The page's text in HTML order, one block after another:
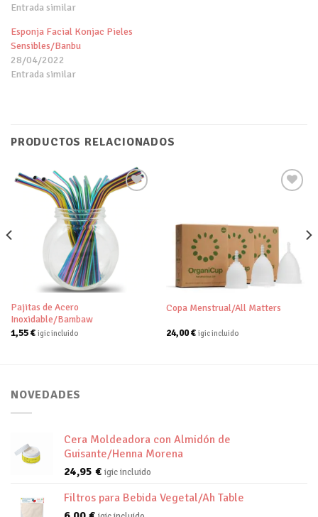
Entrada similar
Esponja Facial Konjac Pieles
Sensibles/Banbu
28/04/2022
Entrada similar
PRODUCTOS RELACIONADOS
Pajitas de Acero
Inoxidable/Bambaw
1,55€ igic incluido
Añadir
lista de
deseos
Copa Menstrual/All Matters
24,00€ igic incluido
NOVEDADES
Cera Moldeadora con Almidón de
Guisante/Henna Morena
24,95 € igic incluido
Filtros para Bebida Vegetal/Ah Table